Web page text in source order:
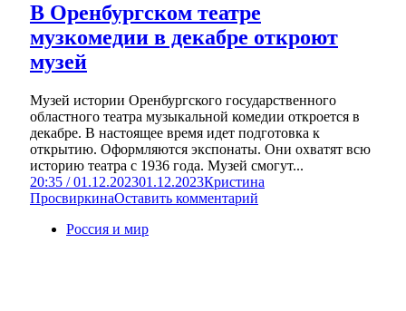
В Оренбургском театре
музкомедии в декабре откроют
музей
Музей истории Оренбургского государственного
областного театра музыкальной комедии откроется в
декабре. В настоящее время идет подготовка к
открытию. Оформляются экспонаты. Они охватят всю
историю театра с 1936 года. Музей смогут...
20:35 / 01.12.202301.12.2023Кристина
ПросвиркинаОставить комментарий
Россия и мир